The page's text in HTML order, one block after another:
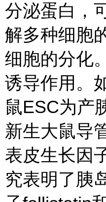
分泌蛋白，
解多种细胞
细胞的分化
诱导作用。
鼠ESC为产
新生大鼠导
表皮生长因
究表明了胰